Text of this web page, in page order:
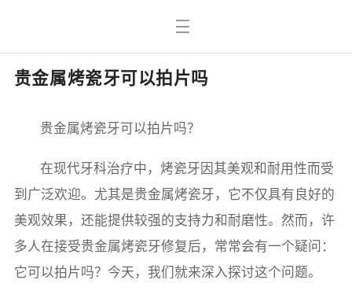
贵金属烤瓷牙可以拍片吗
贵金属烤瓷牙可以拍片吗？
在现代牙科治疗中，烤瓷牙因其美观和耐用性而受
到广泛欢迎。尤其是贵金属烤瓷牙，它不仅具有良好的
美观效果，还能提供较强的支持力和耐磨性。然而，许
多人在接受贵金属烤瓷牙修复后，常常会有一个疑问：
它可以拍片吗？今天，我们就来深入探讨这个问题。